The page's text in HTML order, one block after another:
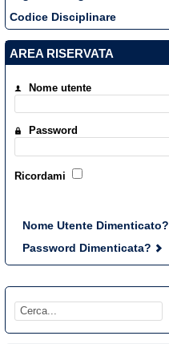
Codice Disciplinare
AREA RISERVATA
Nome utente
Password
Ricordami
Nome Utente Dimenticato?
Password Dimenticata?